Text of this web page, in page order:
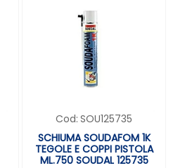
Cod: SOU125735
SCHIUMA SOUDAFOM 1K
TEGOLE E COPPI PISTOLA
ML.750 SOUDAL 125735